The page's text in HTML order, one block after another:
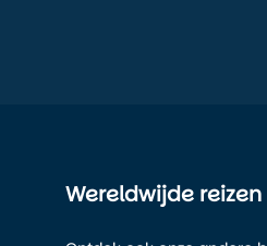
Wereldwijde reizen